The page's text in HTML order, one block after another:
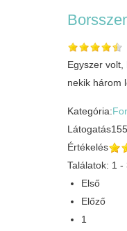
Egyszer
nekik három
Kategória:
Látogatás
Értékelés
Találatok: 1 -
Első
Előző
1